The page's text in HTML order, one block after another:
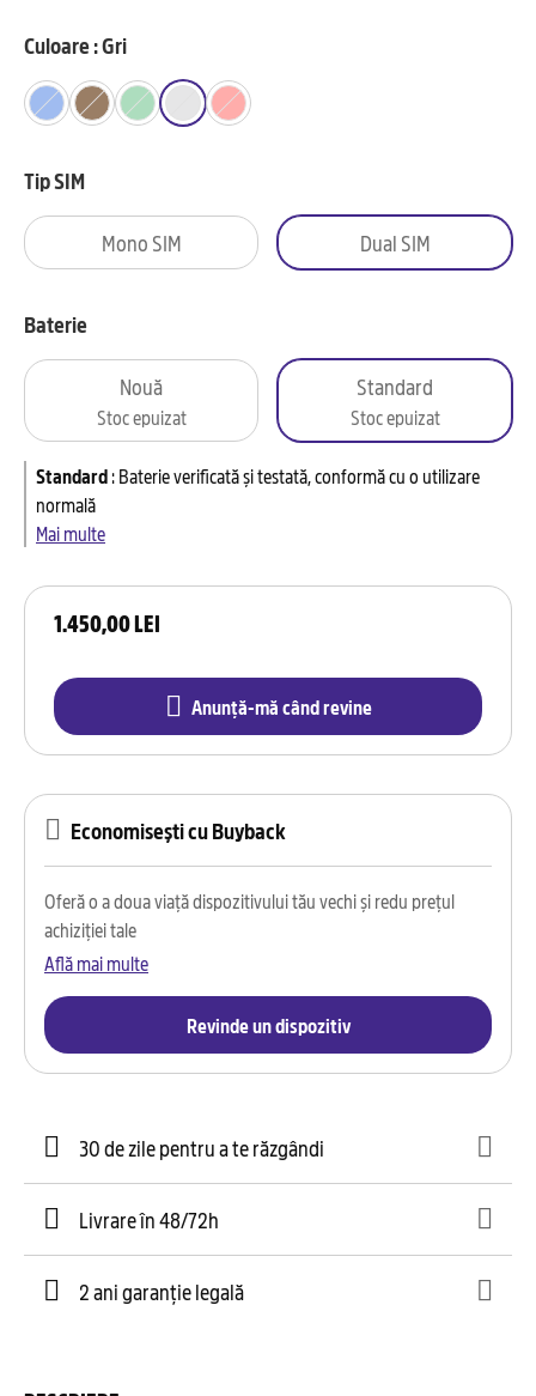
1.450,00 LEI
Anunță-mă când revine
Culoare : Gri
Tip SIM
Mono SIM Dual SIM
Baterie
Nouă
Stoc epuizat
Standard
Stoc epuizat
Standard:Baterie verificată și testată, conformă cu o utilizare
normală
Mai multe
Economisești cu Buyback
Oferă o a doua viață dispozitivului tău vechi și redu prețul
achiziției tale
Află mai multe
Revinde un dispozitiv
30 de zile pentru a te răzgândi
Livrare în 48/72h
2 ani garanție legală